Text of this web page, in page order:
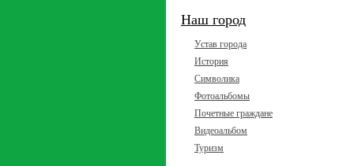
Наш город
Устав города
История
Символика
Фотоальбомы
Почетные граждане
Видеоальбом
Туризм